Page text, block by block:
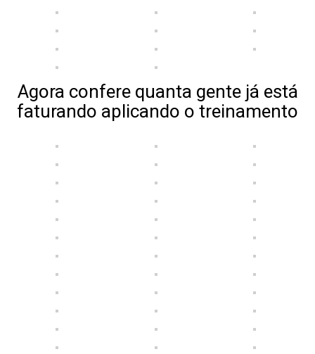
Agora confere quanta gente já está
faturando aplicando o treinamento